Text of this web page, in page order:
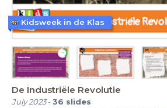
De Industriële Revolutie
July 2023-36 slides
Kidsweek in de Klas